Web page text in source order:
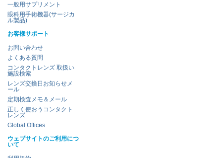
一般用サプリメント
眼科用手術機器(サージカ
ル製品)
お客様サポート
お問い合わせ
よくある質問
コンタクトレンズ 取扱い
施設検索
レンズ交換日お知らせメ
ール
定期検査メモ＆メール
正しく使おうコンタクト
レンズ
Global Offices
ウェブサイトのご利用につ
いて